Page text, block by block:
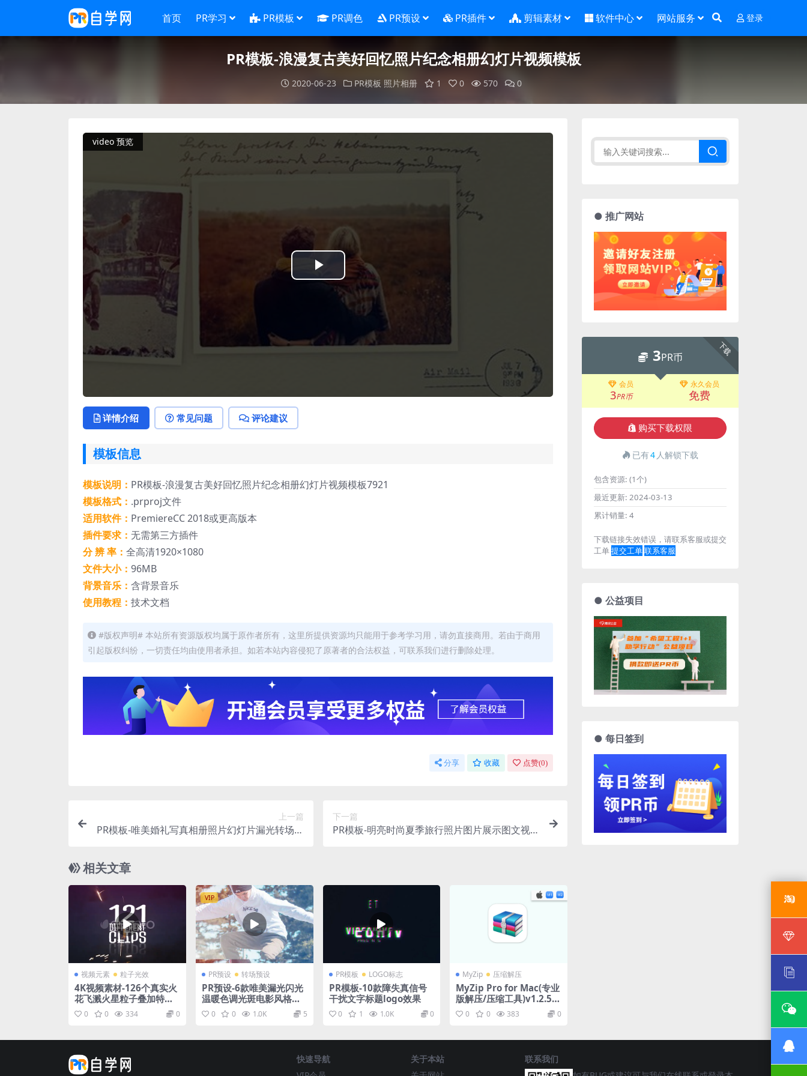
首页 PR学习 PR模板 PR调色 PR预设 PR插件 剪辑素材 软件中心 网站服务 登录
PR模板-浪漫复古美好回忆照片纪念相册幻灯片视频模板
2020-06-23 PR模板 照片相册 1 0 570 0
video 预览
Play
Video
详情介绍 常见问题 评论建议
模板信息
模板说明： PR模板-浪漫复古美好回忆照片纪念相册幻灯片视频模板7921
模板格式： .prproj文件
适用软件： PremiereCC 2018或更高版本
插件要求： 无需第三方插件
分 辨 率： 全高清1920×1080
文件大小： 96MB
背景音乐： 含背景音乐
使用教程： 技术文档
#版权声明# 本站所有资源版权均属于原作者所有，这里所提供资源均只能用于参考学习用，请勿直接商用。若由于商用
引起版权纠纷，一切责任均由使用者承担。如若本站内容侵犯了原著者的合法权益，可联系我们进行删除处理。
分享 收藏 点赞(0)
上一篇
PR模板-唯美婚礼写真相册照片幻灯片漏光转场效
下一篇
PR模板-明亮时尚夏季旅行照片图片展示图文视频
相关文章
视频元素 粒子光效
4K视频素材-126个真实火
花飞溅火星粒子叠加特效
动画
0 0 334 0
VIP
PR预设 转场预设
PR预设-6款唯美漏光闪光
温暖色调光斑电影风格过
渡转场预设
0 0 1.0K 5
PR模板 LOGO标志
PR模板-10款障失真信号
干扰文字标题logo效果
0 1 1.0K 0
MyZip 压缩解压
MyZip Pro for Mac(专业
版解压/压缩工具)v1.2.5免
激活版
0 0 383 0
● 推广网站
下载
3PR币
会员
3PR币
永久会员
免费
购买下载权限
已有4 人解锁下载
包含资源: (1个)
最近更新: 2024-03-13
累计销量: 4
下载链接失效错误，请联系客服或提交
工单提交工单联系客服
● 公益项目
● 每日签到
快速导航
关于本站
联系我们